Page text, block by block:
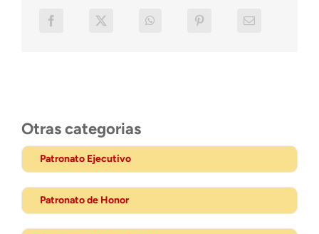
Otras categorias
Patronato Ejecutivo
Patronato de Honor